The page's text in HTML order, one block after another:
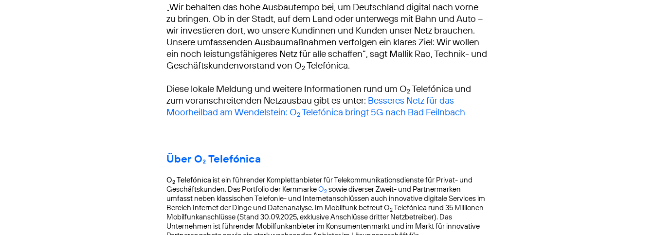
„Wir behalten das hohe Ausbautempo bei, um Deutschland digital nach vorne
zu bringen. Ob in der Stadt, auf dem Land oder unterwegs mit Bahn und Auto –
wir investieren dort, wo unsere Kundinnen und Kunden unser Netz brauchen.
Unsere umfassenden Ausbaumaßnahmen verfolgen ein klares Ziel: Wir wollen
ein noch leistungsfähigeres Netz für alle schaffen“, sagt Mallik Rao, Technik- und
Geschäftskundenvorstand von O2Telefónica.
Diese lokale Meldung und weitere Informationen rund um O2Telefónica und
zum voranschreitenden Netzausbau gibt es unter: Besseres Netz für das
Moorheilbad am Wendelstein: O2Telefónica bringt 5G nach Bad Feilnbach
Über O₂ Telefónica
O2 Telefónica ist ein führender Komplettanbieter für Telekommunikationsdienste für Privat- und
Geschäftskunden. Das Portfolio der KernmarkeO2 sowie diverser Zweit- und Partnermarken
umfasst neben klassischen Telefonie- und Internetanschlüssen auch innovative digitale Services im
Bereich Internet der Dinge und Datenanalyse. Im Mobilfunk betreut O2Telefónica rund 35 Millionen
Mobilfunkanschlüsse (Stand 30.09.2025, exklusive Anschlüsse dritter Netzbetreiber). Das
Unternehmen ist führender Mobilfunkanbieter im Konsumentenmarkt und im Markt für innovative